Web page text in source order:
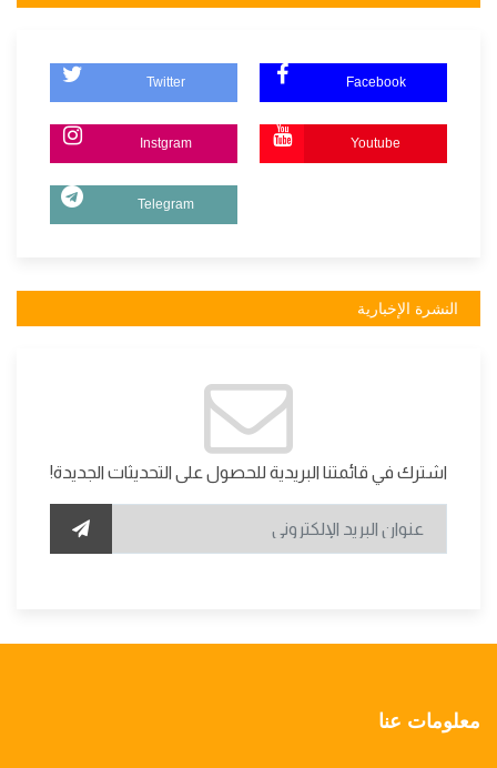
Twitter Facebook
Instgram Youtube
Telegram
النشرة الإخبارية
اشترك في قائمتنا البريدية للحصول على التحديثات الجديدة!
معلومات عنا